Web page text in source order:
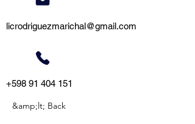
licrodriguezmarichal@gmail.com
+598 91 404 151
&amp;lt; Back